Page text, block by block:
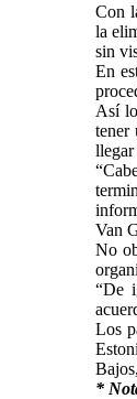
Con
la
sin
En
Así
tener
llegar
Van
No
“De
Los
*